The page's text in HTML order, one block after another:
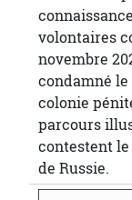
volontaires
novembre
condamné le
colonie
parcours
contestent
de Russie.